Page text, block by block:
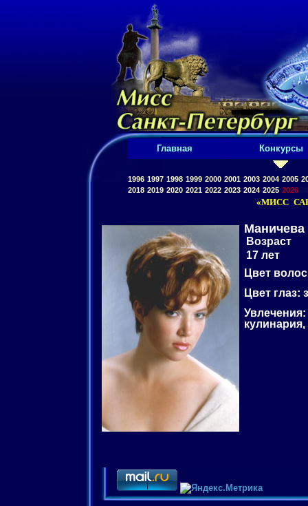
Главная Конкурсы
1996 1997 1998 1999 2000 2001 2003 2004 2005
2018 2019 2020 2021 2022 2023 2024 2025 2026
«МИСС
Маничева
Возраст
17 лет
Цвет
Цвет глаз: